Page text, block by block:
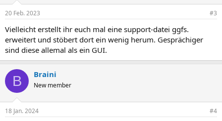
20 Feb. 2023 #3
Vielleicht erstellt ihr euch mal eine support-datei ggfs.
erweitert und stöbert dort ein wenig herum. Gesprächiger
sind diese allemal als ein GUI.
B Braini
New member
18 Jan. 2024 #4